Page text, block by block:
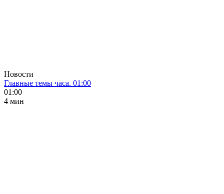
Новости
Главные темы часа. 01:00
01:00
4 мин